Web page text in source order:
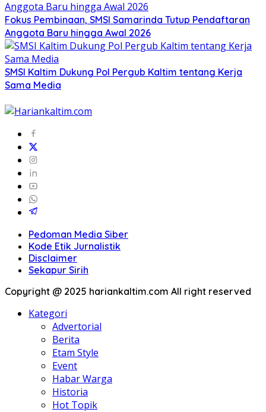
Fokus Pembinaan, SMSI Samarinda Tutup Pendaftaran
Anggota Baru hingga Awal 2026
SMSI Kaltim Dukung Pol Pergub Kaltim tentang Kerja
Sama Media
Pedoman Media Siber
Kode Etik Jurnalistik
Disclaimer
Sekapur Sirih
Copyright @ 2025 hariankaltim.com All right reserved
Kategori
Advertorial
Berita
Etam Style
Event
Habar Warga
Historia
Hot Topik